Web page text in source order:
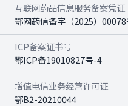
互联网药品信息服务备案凭证
鄂网药信备字（2025）
ICP备案证书号
鄂ICP备19010827号-4
增值电信业务经营许可证
鄂B2-20210044